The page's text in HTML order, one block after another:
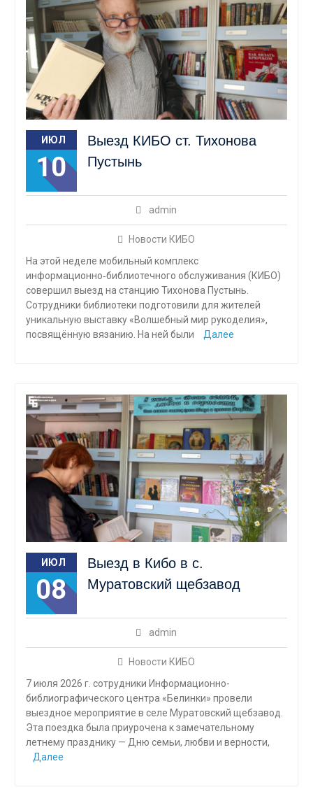
ИЮЛ
10
Выезд КИБО ст. Тихонова
Пустынь
admin
Новости КИБО
На этой неделе мобильный комплекс
информационно‑библиотечного обслуживания (КИБО)
совершил выезд на станцию Тихонова Пустынь.
Сотрудники библиотеки подготовили для жителей
уникальную выставку «Волшебный мир рукоделия»,
посвящённую вязанию. На ней были
Далее
ИЮЛ
08
Выезд в Кибо в с.
Муратовский щебзавод
admin
Новости КИБО
7 июля 2026 г. сотрудники Информационно-
библиографического центра «Белинки» провели
выездное мероприятие в селе Муратовский щебзавод.
Эта поездка была приурочена к замечательному
летнему празднику — Дню семьи, любви и верности,
Далее